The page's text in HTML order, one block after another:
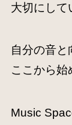
大切にして
自分の音と
ここから始
Music